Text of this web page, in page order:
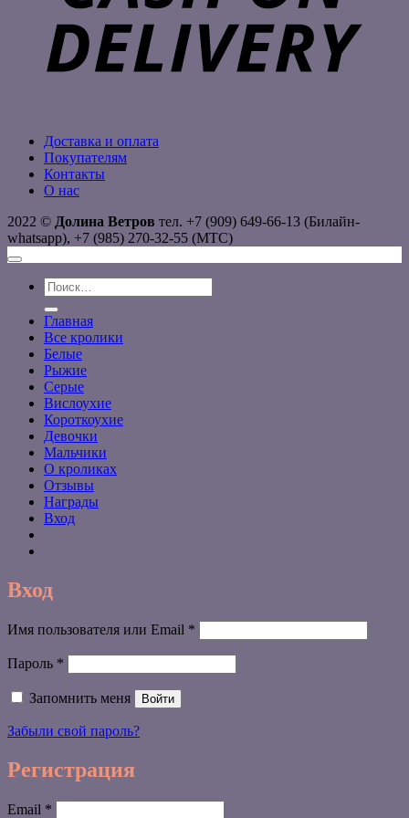
Доставка и оплата
Покупателям
Контакты
О нас
2022 © Долина Ветров тел. +7 (909) 649-66-13 (Билайн-
whatsapp), +7 (985) 270-32-55 (МТС)
Искать:
Главная
Все кролики
Белые
Рыжие
Серые
Вислоухие
Короткоухие
Девочки
Мальчики
О кроликах
Отзывы
Награды
Вход
Вход
Имя пользователя или Email *
Пароль *
Запомнить меня Войти
Забыли свой пароль?
Регистрация
Email *